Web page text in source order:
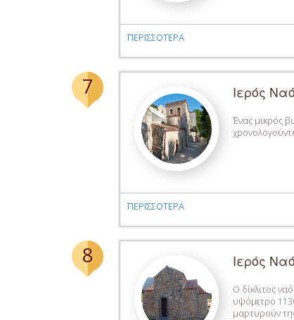
ΠΕΡΙΣΣΟΤΕΡΑ
7 Ιερός
Ένας μικρός
ΠΕΡΙΣΣΟΤΕΡΑ
8 Ιερός
Ο δίκλιτος
υψόμετρο
μαρτυρούν